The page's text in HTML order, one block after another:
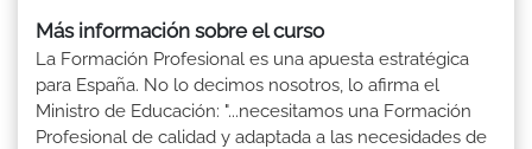
Más información sobre el curso
La Formación Profesional es una apuesta estratégica
para España. No lo decimos nosotros, lo afirma el
Ministro de Educación: "...necesitamos una Formación
Profesional de calidad y adaptada a las necesidades de